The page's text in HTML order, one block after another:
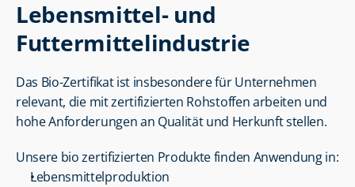
Lebensmittel- und
Futtermittelindustrie
Das Bio-Zertifikat ist insbesondere für Unternehmen
relevant, die mit zertifizierten Rohstoffen arbeiten und
hohe Anforderungen an Qualität und Herkunft stellen.
Unsere bio zertifizierten Produkte finden Anwendung in:
Lebensmittelproduktion